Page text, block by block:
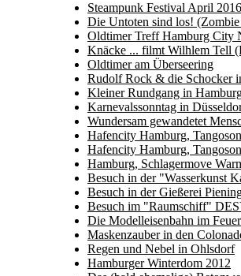
Steampunk Festival April
Die Untoten sind los!
Oldtimer Treff Hamburg City
Knäcke ... filmt Wilhlem Tell
Oldtimer am Überseering
Rudolf Rock & die Schocker
Kleiner Rundgang in
Karnevalssonntag in
Wundersam gewandetet
Hafencity Hamburg,
Hafencity Hamburg,
Hamburg, Schlagermove
Besuch in der "Wasserkunst
Besuch in der Gießerei
Besuch im "Raumschiff"
Die Modelleisenbahn im
Maskenzauber in den
Regen und Nebel in Ohlsdorf
Hamburger Winterdom 2012